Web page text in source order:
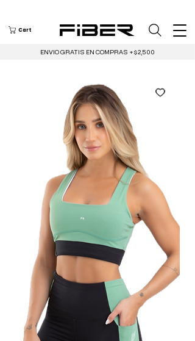
Cart
ENVIO GRATIS EN COMPRAS +$2,500